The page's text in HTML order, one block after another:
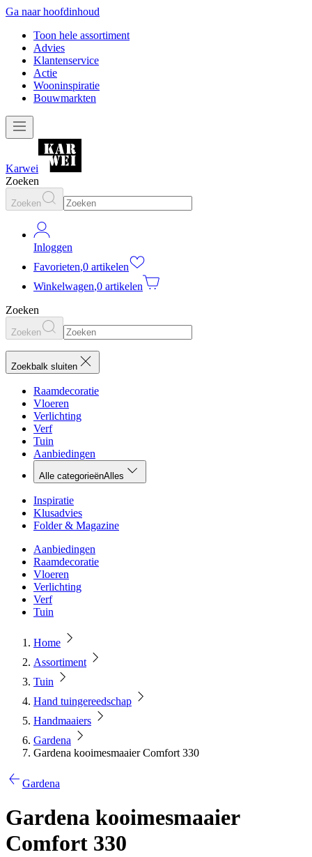
Ga naar hoofdinhoud
Toon hele assortiment
Advies
Klantenservice
Actie
Wooninspiratie
Bouwmarkten
Karwei
Zoeken
Zoeken
Inloggen
Favorieten,0 artikelen
Winkelwagen,0 artikelen
Zoeken
Zoeken
Zoekbalk sluiten
Raamdecoratie
Vloeren
Verlichting
Verf
Tuin
Aanbiedingen
Alle categorieënAlles
Inspiratie
Klusadvies
Folder & Magazine
Aanbiedingen
Raamdecoratie
Vloeren
Verlichting
Verf
Tuin
Home
Assortiment
Tuin
Hand tuingereedschap
Handmaaiers
Gardena
Gardena kooimesmaaier Comfort 330
Gardena
Gardena kooimesmaaier
Comfort 330